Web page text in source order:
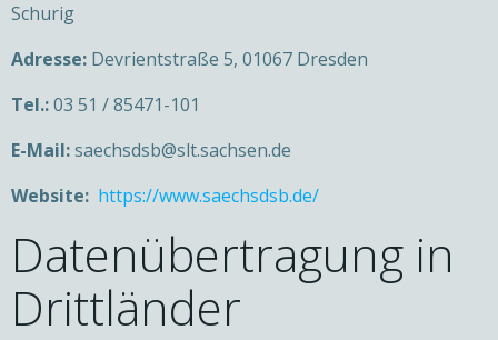
Schurig
Adresse: Devrientstraße 5, 01067 Dresden
Tel.:03 51 / 85471-101
E-Mail:saechsdsb@slt.sachsen.de
Website: https://www.saechsdsb.de/
Datenübertragung in
Drittländer